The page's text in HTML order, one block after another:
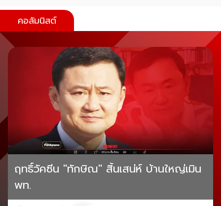
คอลัมนิสต์
ฤทธิ์วัคซีน "ทักษิณ" สิ้นเสน่ห์ บ้านใหญ่เมิน
พท.